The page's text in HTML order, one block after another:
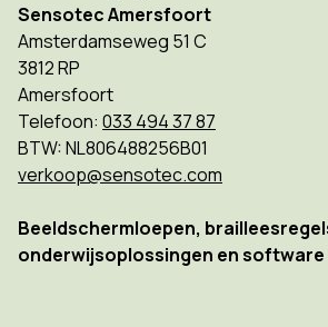
Sensotec Amersfoort
Amsterdamseweg 51 C
3812 RP
Amersfoort
Telefoon: 033 494 37 87
BTW: NL806488256B01
verkoop@sensotec.com
Beeldschermloepen,
onderwijsoplossingen en software